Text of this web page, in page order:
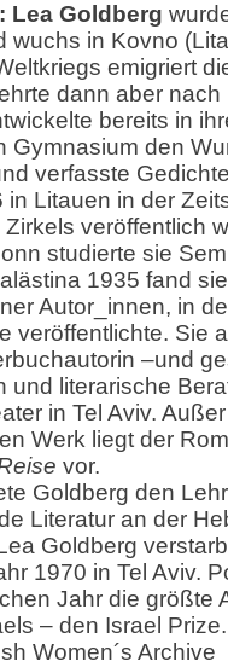
Lea Goldberg
wuchs in Kovno
emigriert
dann aber
bereits in
Gymnasium den
verfasste
in Litauen in der
Zirkels veröffentlich
studierte sie
1935 fand
Autor_innen, in
veröffentlichte. Sie
–und
und literarische
in Tel Aviv.
Werk liegt der
vor.
Goldberg den
Literatur an der
Goldberg
1970 in Tel Aviv.
Jahr die größte
– den Israel Prize.
Women´s Archive